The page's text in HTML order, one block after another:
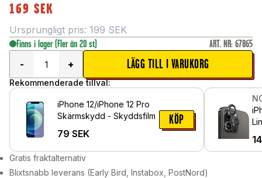
169 SEK
Ursprungligt pris: 199 SEK
Finns i lager (Fler än 20 st) ART. NR: 67865
-
+ LÄGG TILL I VARUKORG
Rekommenderade tillval:
iPhone 12/iPhone 12 Pro
Skärmskydd - Skyddsfilm
79 SEK
KÖP
Gratis fraktalternativ
Blixtsnabb leverans (Early Bird, Instabox, PostNord)